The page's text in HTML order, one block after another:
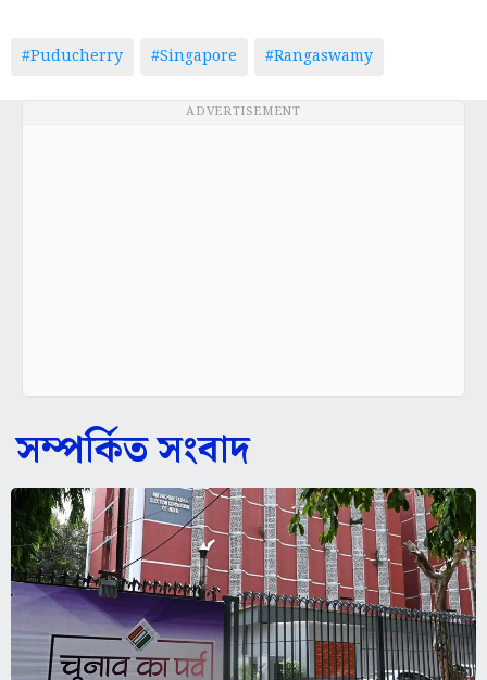
#Puducherry #Singapore #Rangaswamy
ADVERTISEMENT
সম্পর্কিত সংবাদ